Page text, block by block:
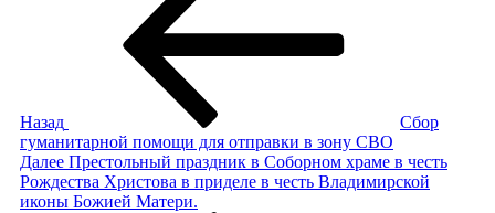
Назад
Сбор
гуманитарной помощи для отправки в зону СВО
Следующая
запись
Далее Престольный праздник в Соборном храме в честь
Рождества Христова в приделе в честь Владимирской
иконы Божией Матери.